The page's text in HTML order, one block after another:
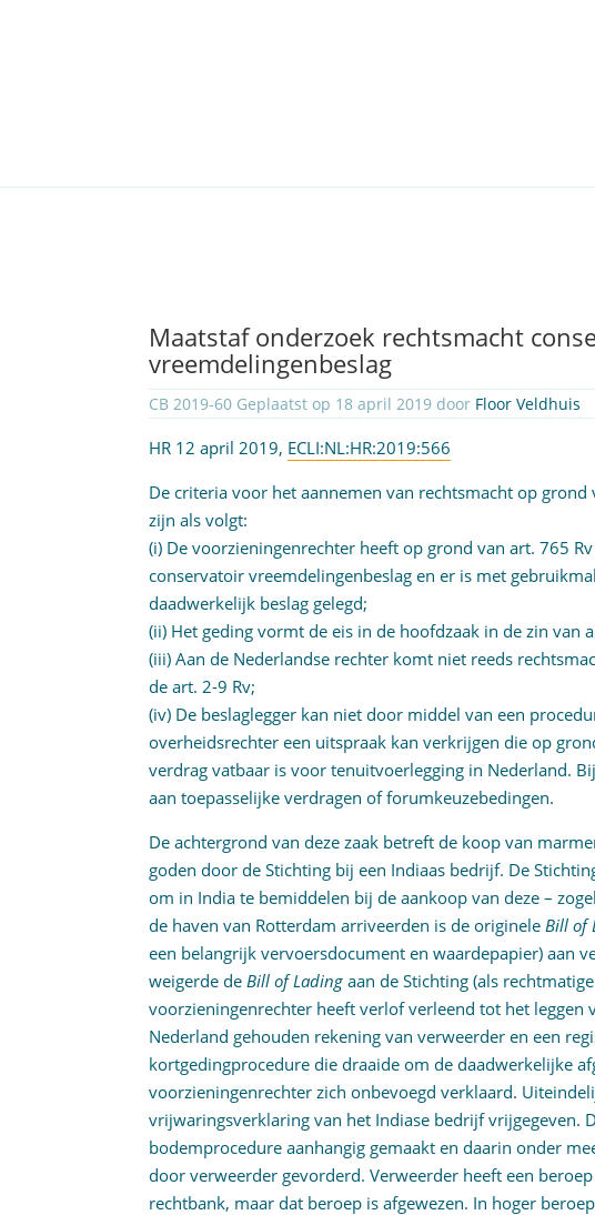
Maatstaf onderzoek rechtsmacht
vreemdelingenbeslag
CB 2019-60 Geplaatst op 18 april 2019 door Floor Veldhuis
HR 12 april 2019, ECLI:NL:HR:2019:566
De criteria voor het aannemen van rechtsmacht op grond
zijn als volgt:
(i) De voorzieningenrechter heeft op grond van art. 765
conservatoir vreemdelingenbeslag en er is met
daadwerkelijk beslag gelegd;
(ii) Het geding vormt de eis in de hoofdzaak in de zin van
(iii) Aan de Nederlandse rechter komt niet reeds
de art. 2-9 Rv;
(iv) De beslaglegger kan niet door middel van een
overheidsrechter een uitspraak kan verkrijgen die op
verdrag vatbaar is voor tenuitvoerlegging in Nederland.
aan toepasselijke verdragen of forumkeuzebedingen.
De achtergrond van deze zaak betreft de koop van
goden door de Stichting bij een Indiaas bedrijf. De
om in India te bemiddelen bij de aankoop van deze –
de haven van Rotterdam arriveerden is de origineleBill of
een belangrijk vervoersdocument en waardepapier) aan
weigerde deBill of Ladingaan de Stichting (als
voorzieningenrechter heeft verlof verleend tot het leggen
Nederland gehouden rekening van verweerder en een
kortgedingprocedure die draaide om de daadwerkelijke
voorzieningenrechter zich onbevoegd verklaard.
vrijwaringsverklaring van het Indiase bedrijf vrijgegeven.
bodemprocedure aanhangig gemaakt en daarin onder
door verweerder gevorderd. Verweerder heeft een
rechtbank, maar dat beroep is afgewezen. In hoger